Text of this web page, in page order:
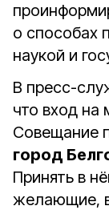
о способах
наукой и
В пресс-
что вход на
Совещание
город
Принять в
желающие,